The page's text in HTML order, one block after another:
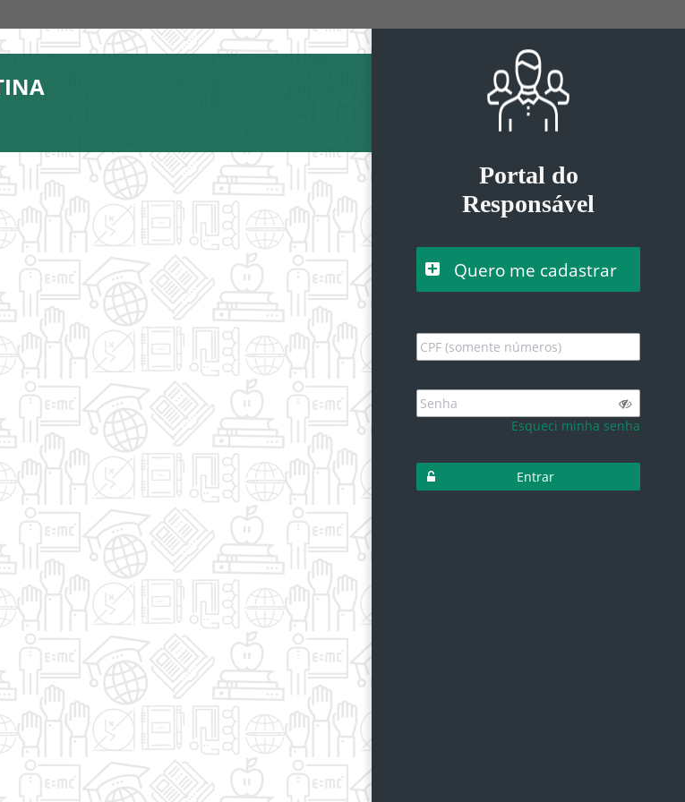
Portal do
Responsável
Quero me cadastrar
CPF (somente números)
Senha
Esqueci minha senha
Entrar